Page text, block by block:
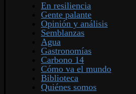
En resiliencia
Gente palante
Opinión y análisis
Semblanzas
Agua
Gastronomías
Carbono 14
Cómo va el mundo
Biblioteca
Quiénes somos